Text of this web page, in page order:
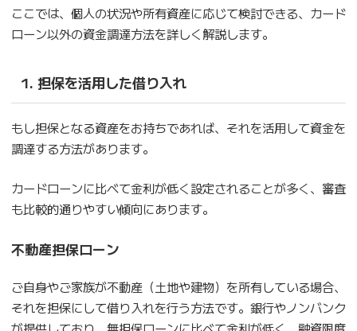
ここでは、個人の状況や所有資産に応じて検討できる、カード
ローン以外の資金調達方法を詳しく解説します。
1. 担保を活用した借り入れ
もし担保となる資産をお持ちであれば、それを活用して資金を
調達する方法があります。
カードローンに比べて金利が低く設定されることが多く、審査
も比較的通りやすい傾向にあります。
不動産担保ローン
ご自身やご家族が不動産（土地や建物）を所有している場合、
それを担保にして借り入れを行う方法です。銀行やノンバンク